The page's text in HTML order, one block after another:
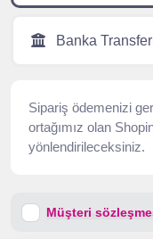
Banka
Sipariş ödemenizi
ortağımız olan
yönlendirileceksiniz.
Müşteri